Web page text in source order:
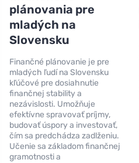
plánovania pre
mladých na
Slovensku
Finančné plánovanie je pre
mladých ľudí na Slovensku
kľúčové pre dosiahnutie
finančnej stability a
nezávislosti. Umožňuje
efektívne spravovať príjmy,
budovať úspory a investovať,
čím sa predchádza zadlženiu.
Učenie sa základom finančnej
gramotnosti a